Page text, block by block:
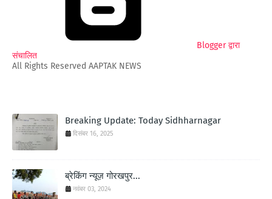
Blogger द्वारा
संचालित
All Rights Reserved AAPTAK NEWS
Breaking Update: Today Sidhharnagar
दिसंबर 16, 2025
ब्रेकिंग न्यूज़ गोरखपुर...
नवंबर 03, 2024